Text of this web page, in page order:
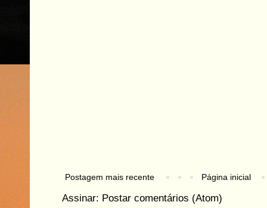
Postagem mais recente Página inicial
Assinar: Postar comentários (Atom)